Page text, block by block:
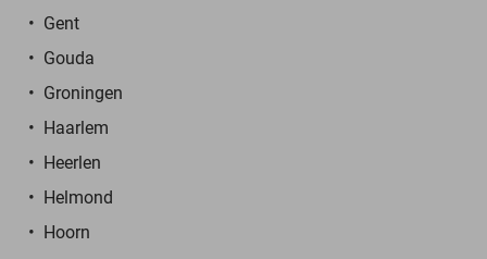
Gent
Gouda
Groningen
Haarlem
Heerlen
Helmond
Hoorn